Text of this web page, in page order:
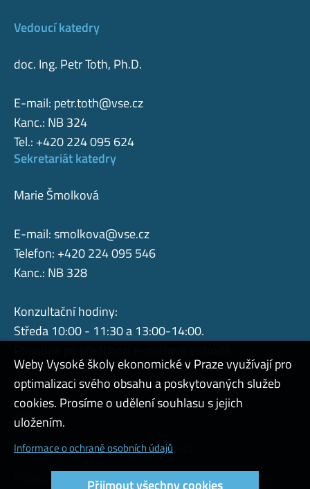
Vedoucí katedry
doc. Ing. Petr Toth, Ph.D.
E-mail: petr.toth@vse.cz
Kanc.: NB 324
Tel.: +420 224 095 624
Sekretariát katedry
Marie Šmolková
E-mail:smolkova@vse.cz
Telefon: +420 224 095 546
Kanc.: NB 328
Konzultační hodiny:
Středa 10:00 - 11:30 a 13:00-14:00.
Admin
Cookies a ochrana osobních údajů
Přístupnost webu
Weby Vysoké školy ekonomické v Praze využívají pro
optimalizaci svého obsahu a poskytovaných služeb
cookies. Prosíme o udělení souhlasu s jejich
uložením.
Informace o ochraně osobních údajů